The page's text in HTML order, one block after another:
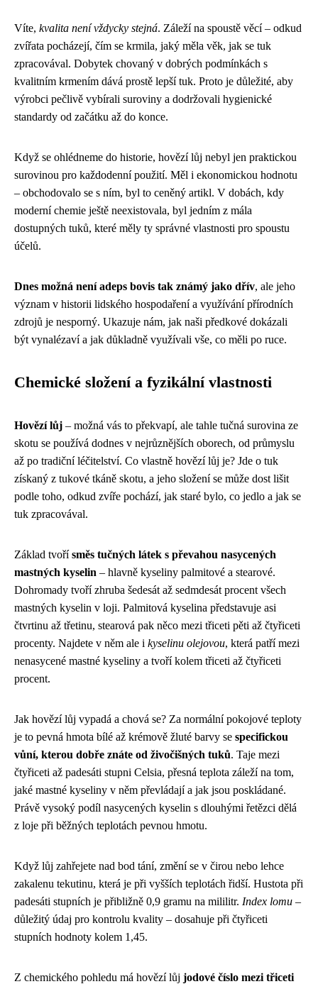
Víte, kvalita není vždycky stejná. Záleží na spoustě věcí – odkud
zvířata pocházejí, čím se krmila, jaký měla věk, jak se tuk
zpracovával. Dobytek chovaný v dobrých podmínkách s
kvalitním krmením dává prostě lepší tuk. Proto je důležité, aby
výrobci pečlivě vybírali suroviny a dodržovali hygienické
standardy od začátku až do konce.
Když se ohlédneme do historie, hovězí lůj nebyl jen praktickou
surovinou pro každodenní použití. Měl i ekonomickou hodnotu
– obchodovalo se s ním, byl to ceněný artikl. V dobách, kdy
moderní chemie ještě neexistovala, byl jedním z mála
dostupných tuků, které měly ty správné vlastnosti pro spoustu
účelů.
Dnes možná není adeps bovis tak známý jako dřív, ale jeho
význam v historii lidského hospodaření a využívání přírodních
zdrojů je nesporný. Ukazuje nám, jak naši předkové dokázali
být vynalézaví a jak důkladně využívali vše, co měli po ruce.
Chemické složení a fyzikální vlastnosti
Hovězí lůj – možná vás to překvapí, ale tahle tučná surovina ze
skotu se používá dodnes v nejrůznějších oborech, od průmyslu
až po tradiční léčitelství. Co vlastně hovězí lůj je? Jde o tuk
získaný z tukové tkáně skotu, a jeho složení se může dost lišit
podle toho, odkud zvíře pochází, jak staré bylo, co jedlo a jak se
tuk zpracovával.
Základ tvořísměs tučných látek s převahou nasycených
mastných kyselin – hlavně kyseliny palmitové a stearové.
Dohromady tvoří zhruba šedesát až sedmdesát procent všech
mastných kyselin v loji. Palmitová kyselina představuje asi
čtvrtinu až třetinu, stearová pak něco mezi třiceti pěti až čtyřiceti
procenty. Najdete v něm ale i kyselinu olejovou, která patří mezi
nenasycené mastné kyseliny a tvoří kolem třiceti až čtyřiceti
procent.
Jak hovězí lůj vypadá a chová se? Za normální pokojové teploty
je to pevná hmota bílé až krémově žluté barvy se specifickou
vůní, kterou dobře znáte od živočišných tuků. Taje mezi
čtyřiceti až padesáti stupni Celsia, přesná teplota záleží na tom,
jaké mastné kyseliny v něm převládají a jak jsou poskládané.
Právě vysoký podíl nasycených kyselin s dlouhými řetězci dělá
z loje při běžných teplotách pevnou hmotu.
Když lůj zahřejete nad bod tání, změní se v čirou nebo lehce
zakalenu tekutinu, která je při vyšších teplotách řidší. Hustota při
padesáti stupních je přibližně 0,9 gramu na mililitr. Index lomu –
důležitý údaj pro kontrolu kvality – dosahuje při čtyřiceti
stupních hodnoty kolem 1,45.
Z chemického pohledu má hovězí lůj jodové číslo mezi třiceti